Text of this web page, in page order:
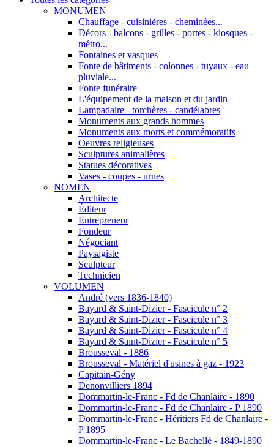
MONUMEN
Chauffage - cuisinières - cheminées...
Décors - balcons - grilles - portes - kiosques -
métro...
Fontaines et vasques
Fonte de bâtiments - colonnes - tuyaux - eau
pluviale...
Fonte funéraire
L'équipement de la maison et du jardin
Lampadaire - torchères - candélabres
Monuments aux grands hommes
Monuments aux morts et commémoratifs
Oeuvres religieuses
Sculptures animalières
Statues décoratives
Vases - coupes - urnes
NOMEN
Architecte
Éditeur
Entrepreneur
Fondeur
Négociant
Paysagiste
Sculpteur
Technicien
VOLUMEN
André (vers 1836-1840)
Bayard & Saint-Dizier - Fascicule n° 2
Bayard & Saint-Dizier - Fascicule n° 3
Bayard & Saint-Dizier - Fascicule n° 4
Bayard & Saint-Dizier - Fascicule n° 5
Brousseval - 1886
Brousseval - Matériel d'usines à gaz - 1923
Capitain-Gény
Denonvilliers 1894
Dommartin-le-Franc - Fd de Chanlaire - 1890
Dommartin-le-Franc - Fd de Chanlaire - P 1890
Dommartin-le-Franc - Héritiers Fd de Chanlaire -
P 1895
Dommartin-le-Franc - Le Bachellé - 1849-1890